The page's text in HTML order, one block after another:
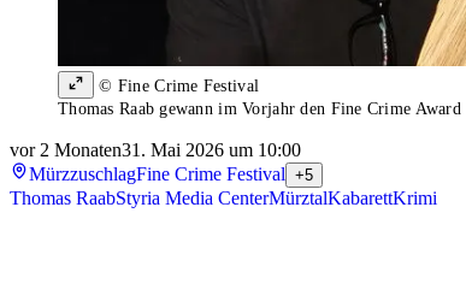
© Fine Crime Festival
Thomas Raab gewann im Vorjahr den Fine Crime Award
vor 2 Monaten31. Mai 2026 um 10:00
MürzzuschlagFine Crime Festival +5
Thomas RaabStyria Media CenterMürztalKabarettKrimi